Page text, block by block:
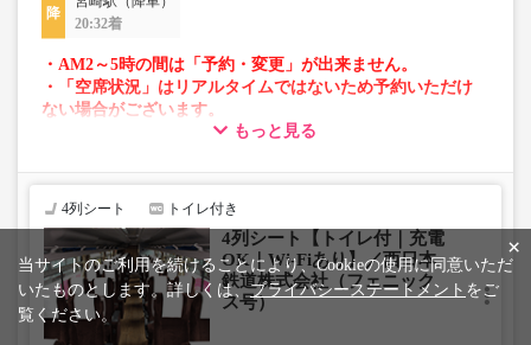
20:32着
・AM2～5時の間は「予約・変更」が出来ません。
・「空席状況」はリアルタイムではないため予約いただけ
ない場合がございます。
・車両は予告なく変更となる場合がございます。これに伴
で、あらかじめご了承ください。
もっと見る
4列シート トイレ付き
4列シート【トイレ付｜充電
OK｜Wi-Fiあり】／西日本
鉄道株式会社（フェニック
ス号）
×
当サイトのご利用を続けることにより、Cookieの使用に同意いただ
いたものとします。詳しくは、プライバシーステートメント をご
覧ください。